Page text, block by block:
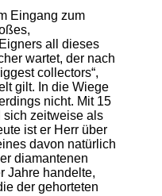
Eingang zum
all dieses
wartet, der nach
collectors“,
gilt. In die Wiege
nicht. Mit 15
sich zeitweise als
ist er Herr über
davon natürlich
diamantenen
Jahre handelte,
der gehorteten